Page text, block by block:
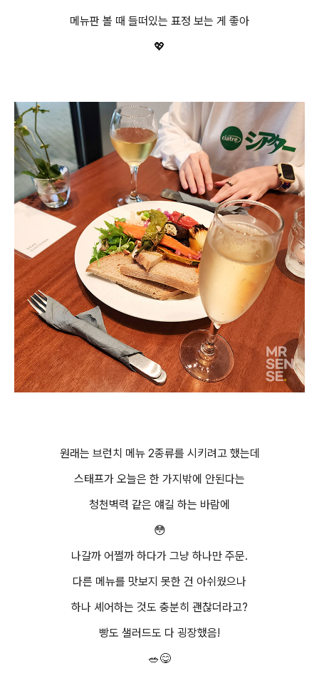
메뉴판 볼 때 들떠있는 표정 보는 게 좋아
💖
원래는 브런치 메뉴 2종류를 시키려고 했는데
스태프가 오늘은 한 가지밖에 안된다는
청천벽력 같은 얘길 하는 바람에
😳
나갈까 어쩔까 하다가 그냥 하나만 주문.
다른 메뉴를 맛보지 못한 건 아쉬웠으나
하나 셰어하는 것도 충분히 괜찮더라고?
빵도 샐러드도 다 굉장했음!
🥗😋